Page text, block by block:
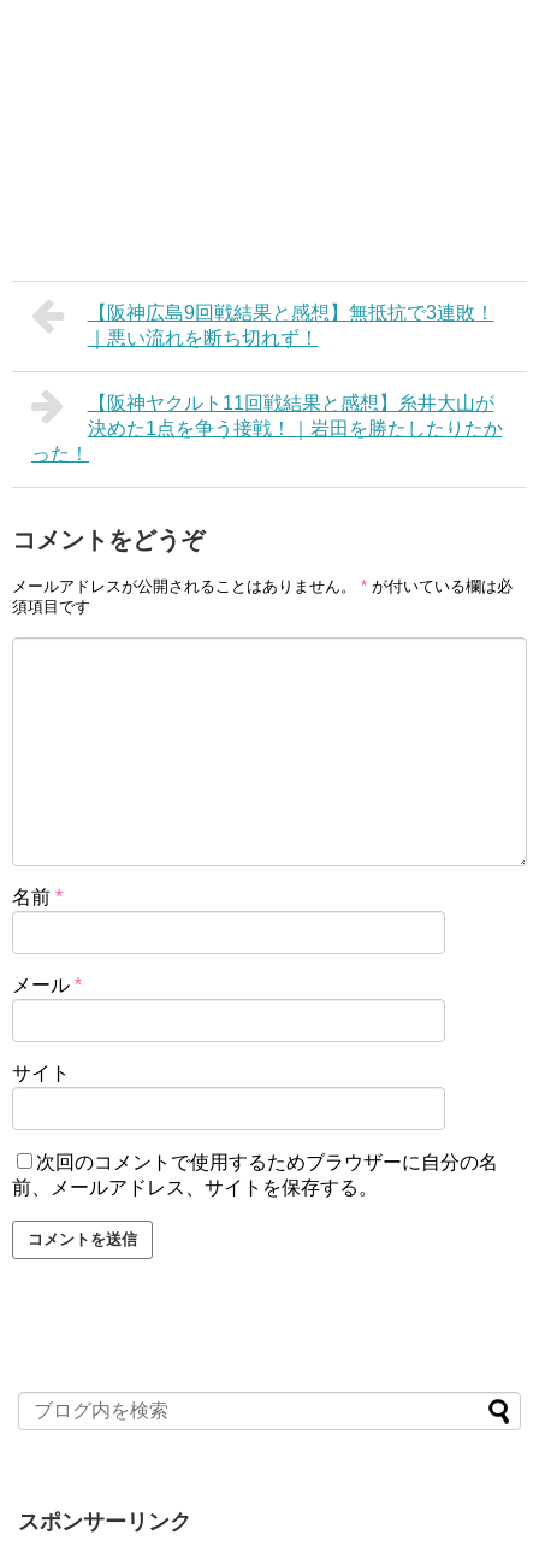
【阪神広島9回戦結果と感想】無抵抗で3連敗！
｜悪い流れを断ち切れず！
【阪神ヤクルト11回戦結果と感想】糸井大山が
決めた1点を争う接戦！｜岩田を勝たしたりたか
った！
コメントをどうぞ
メールアドレスが公開されることはありません。 * が付いている欄は必
須項目です
名前 *
メール *
サイト
次回のコメントで使用するためブラウザーに自分の名
前、メールアドレス、サイトを保存する。
スポンサーリンク